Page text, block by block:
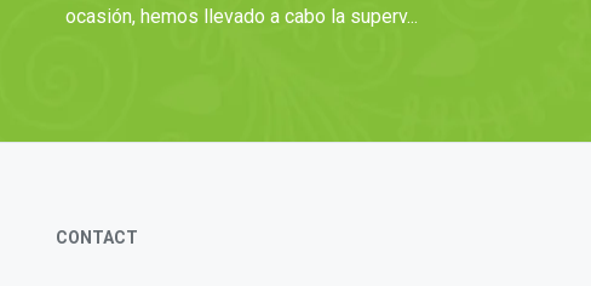
ocasión, hemos llevado a cabo la superv...
CONTACT